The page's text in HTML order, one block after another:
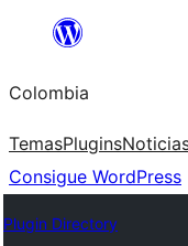
Saltar
contenido
Colombia
TemasPlugins
Consigue WordPress
Plugin Directory